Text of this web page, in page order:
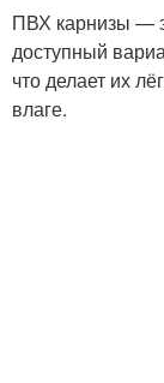
ПВХ карнизы —
доступный
что делает их
влаге.